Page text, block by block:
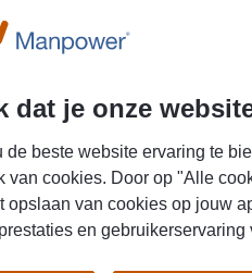
alles over het
van backoffice
dat je onze
de beste website ervaring te
van cookies. Door op "Alle
opslaan van cookies op jouw
en gebruikerservaring